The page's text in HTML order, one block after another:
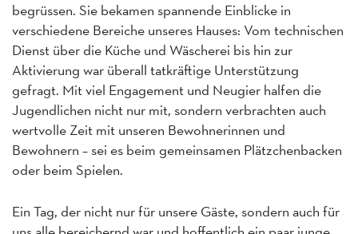
begrüssen. Sie bekamen spannende Einblicke in
verschiedene Bereiche unseres Hauses: Vom technischen
Dienst über die Küche und Wäscherei bis hin zur
Aktivierung war überall tatkräftige Unterstützung
gefragt. Mit viel Engagement und Neugier halfen die
Jugendlichen nicht nur mit, sondern verbrachten auch
wertvolle Zeit mit unseren Bewohnerinnen und
Bewohnern – sei es beim gemeinsamen Plätzchenbacken
oder beim Spielen.
Ein Tag, der nicht nur für unsere Gäste, sondern auch für